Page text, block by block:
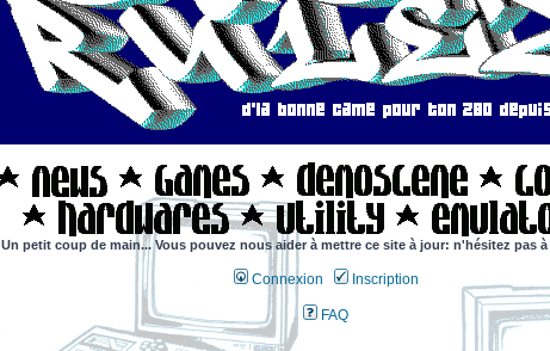
Un petit coup de main... Vous pouvez nous aider à mettre ce site à jour: n'hésitez pas à
Connexion Inscription
FAQ